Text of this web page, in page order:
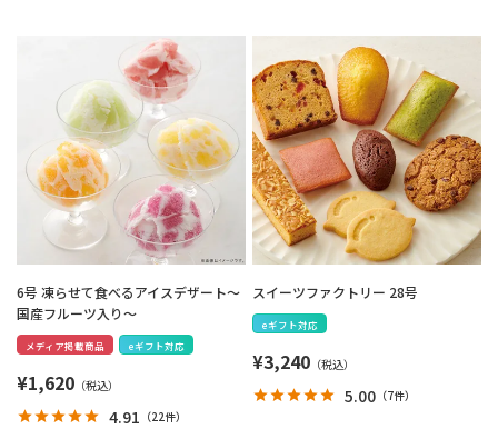
6号 凍らせて食べるアイスデザート～
国産フルーツ入り～
メディア掲載商品 eギフト対応
¥1,620
4.91 （22件）
スイーツファクトリー 28号
eギフト対応
¥3,240
5.00 （7件）